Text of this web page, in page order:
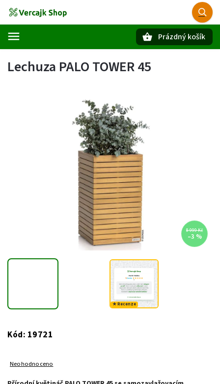
Prázdný košík
Lechuza PALO TOWER 45
8 999 Kč
–3 %
★ Recenze
Kód: 19721
Neohodnoceno